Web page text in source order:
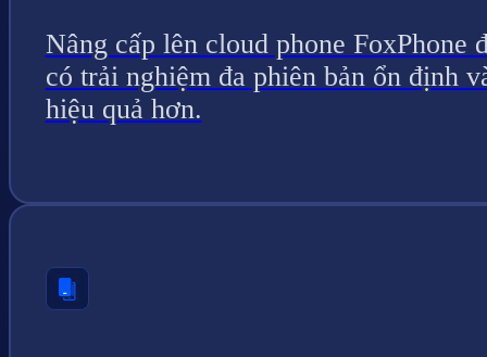
Nâng cấp lên cloud phone FoxPhone
có trải nghiệm đa phiên bản ổn định
hiệu quả hơn.